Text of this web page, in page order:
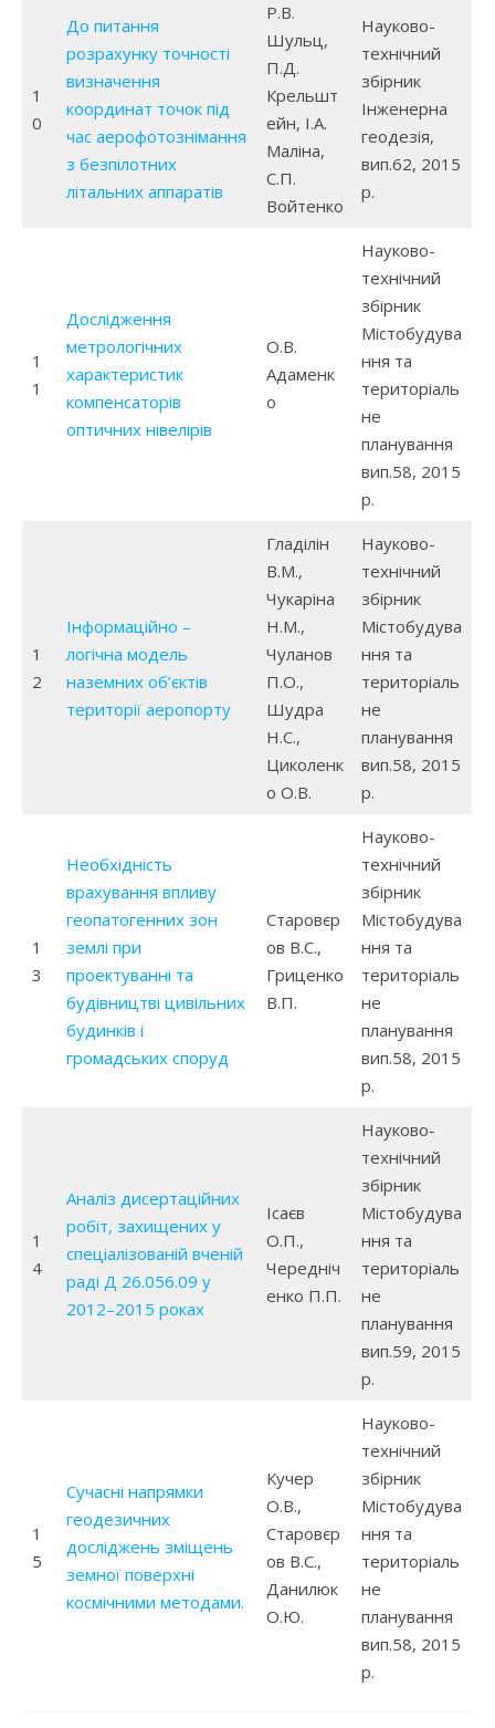
1
0
До питання
розрахунку точності
визначення
координат точок під
час аерофотознімання
з безпілотних
літальних аппаратів
Р.В.
Шульц,
П.Д.
Крельшт
ейн, І.А.
Маліна,
С.П.
Войтенко
Науково-
технічний
збірник
Інженерна
геодезія,
вип.62, 2015
р.
1
1
Дослідження
метрологічних
характеристик
компенсаторів
оптичних нівелірів
О.В.
Адаменк
о
Науково-
технічний
збірник
Містобудува
ння та
територіаль
не
планування
вип.58, 2015
р.
1
2
Інформаційно –
логічна модель
наземних об’єктів
території аеропорту
Гладілін
В.М.,
Чукаріна
Н.М.,
Чуланов
П.О.,
Шудра
Н.С.,
Циколенк
о О.В.
Науково-
технічний
збірник
Містобудува
ння та
територіаль
не
планування
вип.58, 2015
р.
1
3
Необхідність
врахування впливу
геопатогенних зон
землі при
проектуванні та
будівництві цивільних
будинків і
громадських споруд
Старовєр
ов В.С.,
Гриценко
В.П.
Науково-
технічний
збірник
Містобудува
ння та
територіаль
не
планування
вип.58, 2015
р.
1
4
Аналіз дисертаційних
робіт, захищених у
спеціалізованій вченій
раді Д 26.056.09 у
2012–2015 роках
Ісаєв
О.П.,
Чередніч
енко П.П.
Науково-
технічний
збірник
Містобудува
ння та
територіаль
не
планування
вип.59, 2015
р.
1
5
Сучасні напрямки
геодезичних
досліджень зміщень
земної поверхні
космічними методами.
Кучер
О.В.,
Старовєр
ов В.С.,
Данилюк
О.Ю.
Науково-
технічний
збірник
Містобудува
ння та
територіаль
не
планування
вип.58, 2015
р.